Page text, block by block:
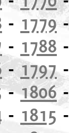
- 1779
- 1788
- 1797
-1806
- 1815